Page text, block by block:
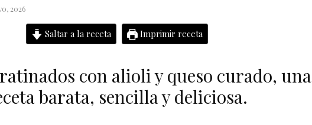
2026
Saltar a la receta Imprimir receta
con alioli y queso curado, una
barata, sencilla y deliciosa.